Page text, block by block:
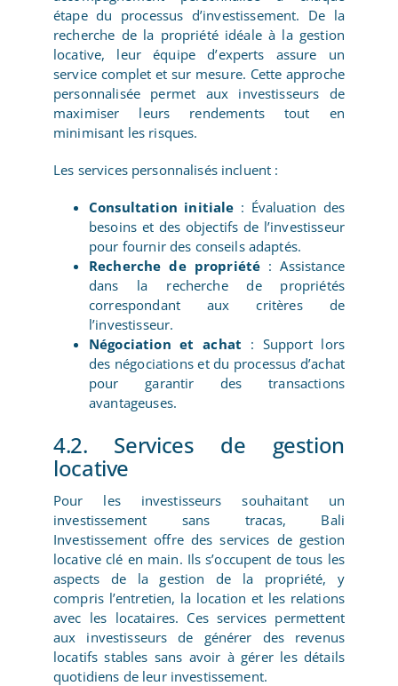
étape du processus d’investissement. De la
recherche de la propriété idéale à la gestion
locative, leur équipe d’experts assure un
service complet et sur mesure. Cette approche
personnalisée permet aux investisseurs de
maximiser leurs rendements tout en
minimisant les risques.
Les services personnalisés incluent :
Consultation initiale : Évaluation des
besoins et des objectifs de l’investisseur
pour fournir des conseils adaptés.
Recherche de propriété : Assistance
dans la recherche de propriétés
correspondant aux critères de
l’investisseur.
Négociation et achat : Support lors
des négociations et du processus d’achat
pour garantir des transactions
avantageuses.
4.2. Services de gestion
locative
Pour les investisseurs souhaitant un
investissement sans tracas, Bali
Investissement offre des services de gestion
locative clé en main. Ils s’occupent de tous les
aspects de la gestion de la propriété, y
compris l’entretien, la location et les relations
avec les locataires. Ces services permettent
aux investisseurs de générer des revenus
locatifs stables sans avoir à gérer les détails
quotidiens de leur investissement.